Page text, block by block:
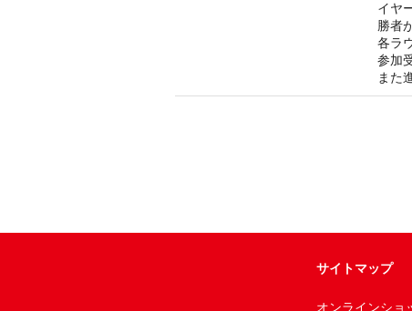
イヤ
勝者
各ラ
参加
また
サイトマップ
オンラインショ